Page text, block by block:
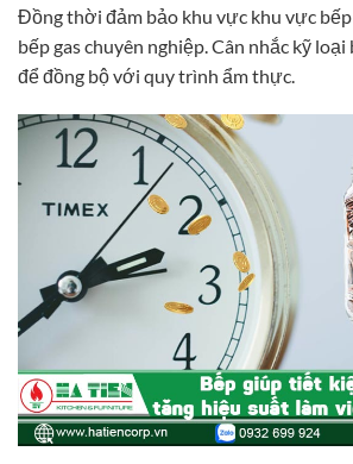
Đồng thời đảm bảo khu vực khu vực
bếp gas chuyên nghiệp. Cân nhắc kỹ
để đồng bộ với quy trình ẩm thực.